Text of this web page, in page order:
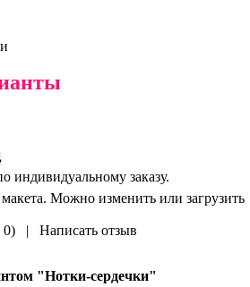
индивидуальному заказу.
Можно изменить или загрузить
0) |
Написать отзыв
"Нотки-сердечки"